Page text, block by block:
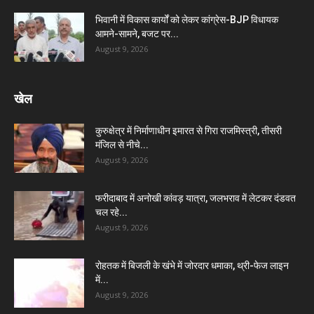
भिवानी में विकास कार्यों को लेकर कांग्रेस-BJP विधायक
आमने-सामने, बजट पर...
August 9, 2026
खेल
कुरुक्षेत्र में निर्माणाधीन इमारत से गिरा राजमिस्त्री, तीसरी
मंजिल से नीचे...
August 9, 2026
फरीदाबाद में अनोखी कांवड़ यात्रा, जलभराव में लेटकर दंडवत
चल रहे...
August 9, 2026
रोहतक में बिजली के खंभे में जोरदार धमाका, थ्री-फेज लाइन
में...
August 9, 2026